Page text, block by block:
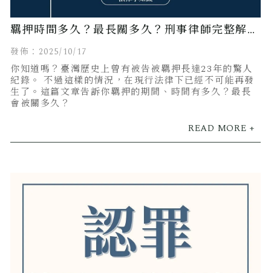
羈押時間多久？最長關多久？刑事律師完整解
析！
發佈：2025/10/17
你知道嗎？臺灣歷史上曾有被告被羈押長達23年的驚人
紀錄。 不過這樣的情況，在現行法律下已經不可能再發
生了。這篇文章告訴你羈押的期間、時間有多久？最長
會被關多久？